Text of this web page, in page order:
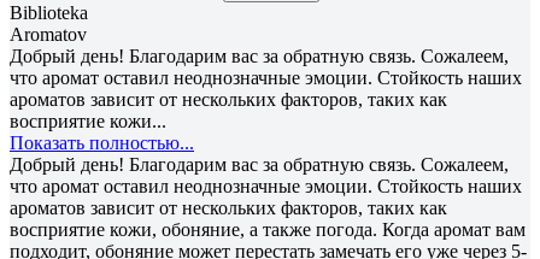
Biblioteka
Aromatov
Добрый день! Благодарим вас за обратную связь. Сожалеем,
что аромат оставил неоднозначные эмоции. Стойкость наших
ароматов зависит от нескольких факторов, таких как
восприятие кожи...
Показать полностью...
Добрый день! Благодарим вас за обратную связь. Сожалеем,
что аромат оставил неоднозначные эмоции. Стойкость наших
ароматов зависит от нескольких факторов, таких как
восприятие кожи, обоняние, а также погода. Когда аромат вам
подходит, обоняние может перестать замечать его уже через 5-